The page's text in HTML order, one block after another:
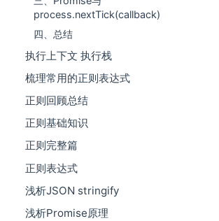
process.nextTick(callback)
四、总结
执行上下文 执行栈
梳理常用的正则表达式
正则回顾总结
正则基础知识
正则完整篇
正则表达式
浅析JSON stringify
浅析Promise原理